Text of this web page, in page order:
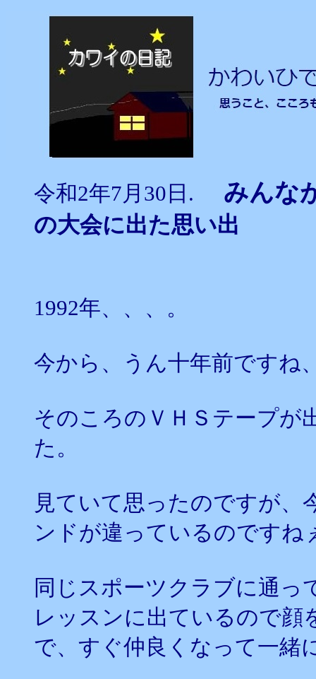
令和2年7月30日. みん
の大会に出た思い出
1992年、、、。
今から、うん十年前ですね
そのころのＶＨＳテープが
た。
見ていて思ったのですが、
ンドが違っているのですね
同じスポーツクラブに通っ
レッスンに出ているので顔
で、すぐ仲良くなって一緒